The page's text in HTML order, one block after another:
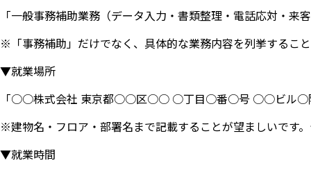
「一般事務補助業務（データ入力・書類整理・電話応対・来
※「事務補助」だけでなく、具体的な業務内容を列挙するこ
▼就業場所
「○○株式会社 東京都○○区○○ ○丁目○番○号 ○○ビル○
※建物名・フロア・部署名まで記載することが望ましいです
▼就業時間